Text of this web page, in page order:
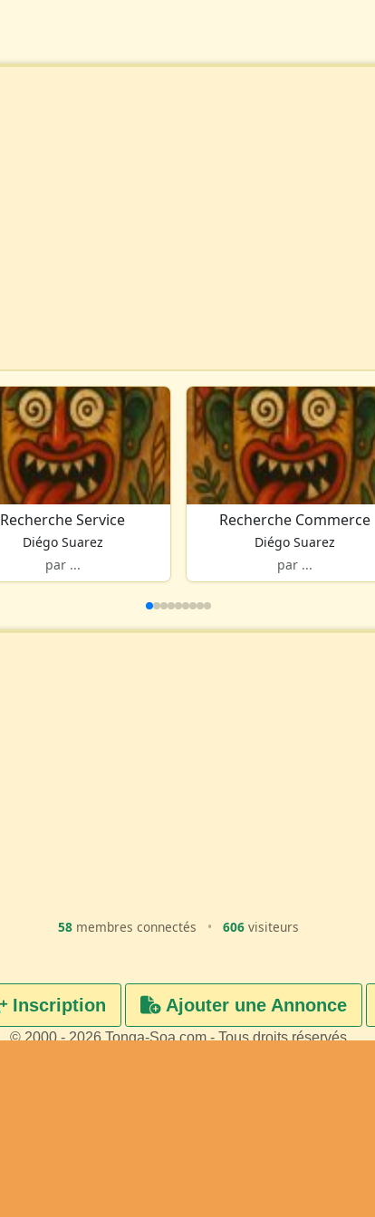
Recherche Service
Diégo Suarez
par ...
Recherche Commerce
Diégo Suarez
par ...
58 membres connectés • 606 visiteurs
Inscription Ajouter une Annonce
© 2000 - 2026 Tonga-Soa.com - Tous droits réservés